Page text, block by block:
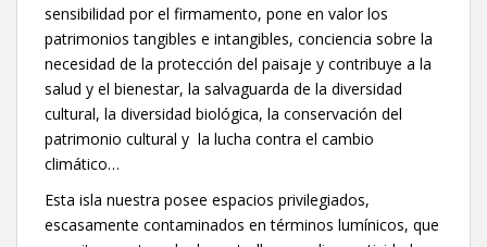
sensibilidad por el firmamento, pone en valor los
patrimonios tangibles e intangibles, conciencia sobre la
necesidad de la protección del paisaje y contribuye a la
salud y el bienestar, la salvaguarda de la diversidad
cultural, la diversidad biológica, la conservación del
patrimonio cultural y la lucha contra el cambio
climático…
Esta isla nuestra posee espacios privilegiados,
escasamente contaminados en términos lumínicos, que